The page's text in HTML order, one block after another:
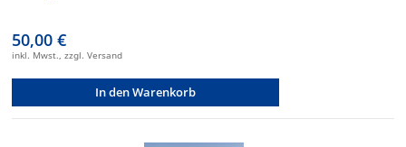
50,00 €
inkl. Mwst., zzgl. Versand
In den Warenkorb